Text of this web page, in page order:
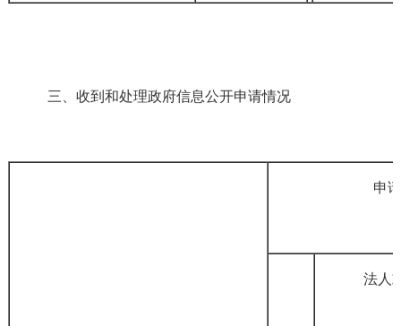
三、收到和处理政府信息公开申请情况
申
法人